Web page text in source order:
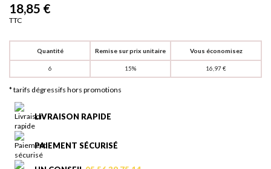
18,85 €
TTC
Quantité Remise sur prix unitaire Vous économisez
6 15% 16,97 €
* tarifs dégressifs hors promotions
LIVRAISON RAPIDE
PAIEMENT SÉCURISÉ